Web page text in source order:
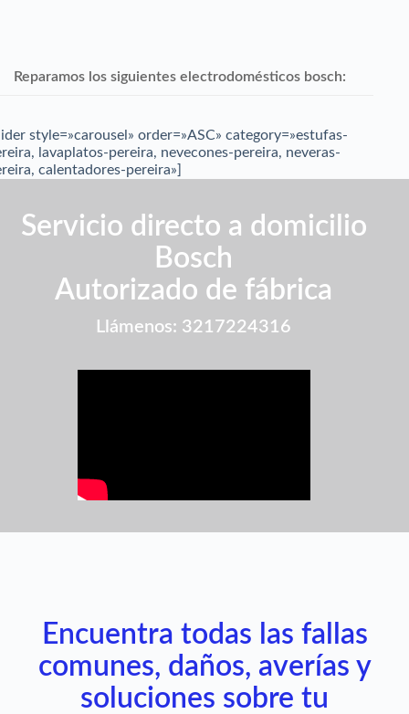
Reparamos los siguientes electrodomésticos bosch:
style=»carousel» order=»ASC» category=»estufas-
lavaplatos-pereira, nevecones-pereira, neveras-
calentadores-pereira»]
Servicio directo a domicilio
Bosch
Autorizado de fábrica
Llámenos: 3217224316
Encuentra todas las fallas
comunes, daños, averías y
soluciones sobre tu